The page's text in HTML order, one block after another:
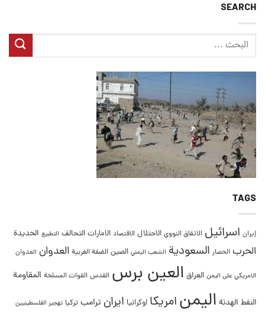
SEARCH
TAGS
إيران اسرائيل الاتفاق النووي الاحتلال الاقتصاد الامارات التحالف التطبيع الحديدة
الحرب الحصار السعودية الشعب اليمني الصين الضفة الغربية العدوان العدوان
الامريكي على اليمن العراق العين برس القدس القوات المسلحة المقاومة
النفط الهدنة اليمنامريكا اوكرانيا ايران ترامب تركيا تهجير الفلسطينيين